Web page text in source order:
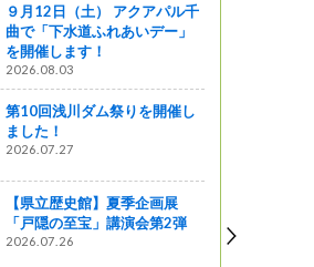
９月12日（土） アクアパル千
曲で「下水道ふれあいデー」
を開催します！
2026.08.03
第10回浅川ダム祭りを開催し
ました！
2026.07.27
【県立歴史館】夏季企画展
「戸隠の至宝」講演会第2弾
2026.07.26